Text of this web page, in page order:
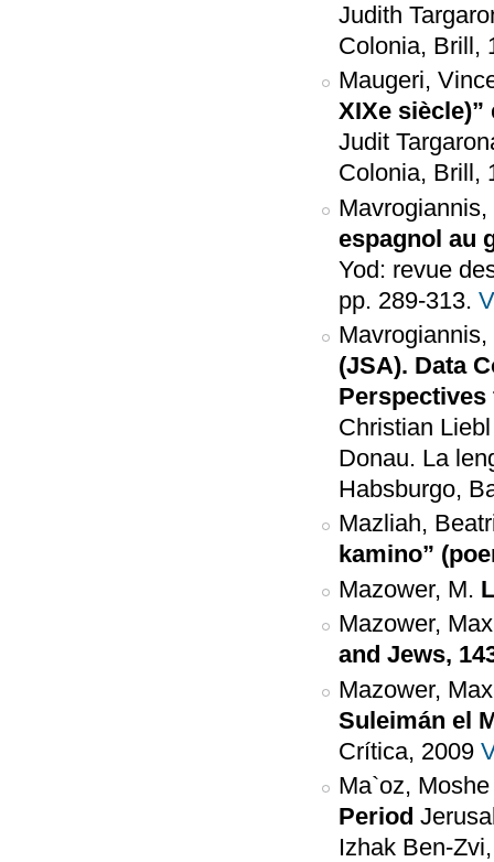
Judith
Colonia, Brill,
Maugeri,
XIXe siècle)”
Judit
Colonia, Brill,
espagnol au
Yod: revue
pp. 289-313.
(JSA). Data
Christian
Donau. La
Habsburgo,
Mazliah,
kamino”
Mazower, M.
Mazower, Max
and Jews,
Mazower, Max
Suleimán el
Crítica, 2009
Ma`oz,
Period
Izhak Ben-